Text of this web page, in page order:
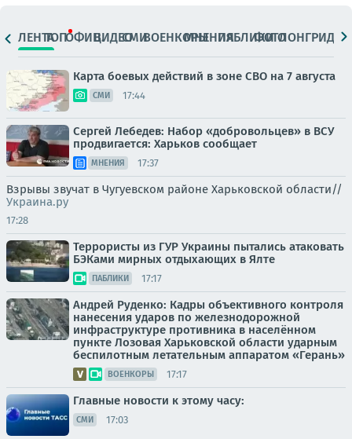
ЛЕНТАТОПОФИЦ.ВИДЕОСМИВОЕНКОРЫМНЕНИЯПАБЛИКИ
ФОТОЛОНГРИДЫ
Карта боевых действий в зоне СВО на 7 августа
СМИ 17:44
Сергей Лебедев: Набор «добровольцев» в ВСУ
продвигается: Харьков сообщает
МНЕНИЯ 17:37
Взрывы звучат в Чугуевском районе Харьковской области//
Украина.ру
17:28
Террористы из ГУР Украины пытались атаковать
БЭКами мирных отдыхающих в Ялте
ПАБЛИКИ 17:17
Андрей Руденко: Кадры объективного контроля
нанесения ударов по железнодорожной
инфраструктуре противника в населённом
пункте Лозовая Харьковской области ударным
беспилотным летательным аппаратом «Герань»
ВОЕНКОРЫ 17:17
Главные новости к этому часу:
СМИ 17:03